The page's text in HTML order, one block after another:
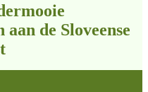
de Sloveense